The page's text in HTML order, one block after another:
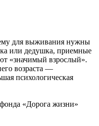
для выживания нужны
или дедушка, приемные
«значимый взрослый».
возраста —
психологическая
«Дорога жизни»